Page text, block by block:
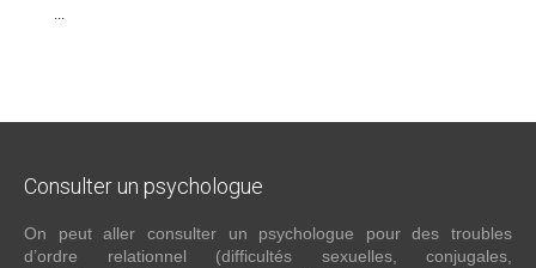
...
Consulter un psychologue
On peut aller consulter un psychologue pour des troubles
d’ordre relationnel (difficultés sexuelles, conjugales,